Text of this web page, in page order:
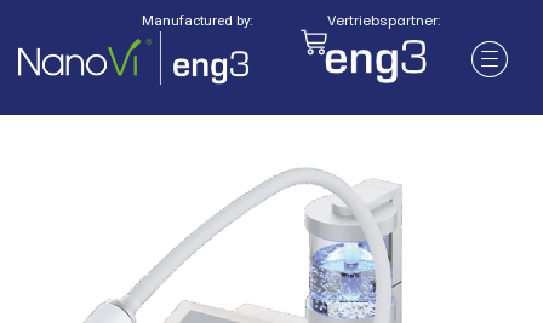
Manufactured by: Vertriebspartner: